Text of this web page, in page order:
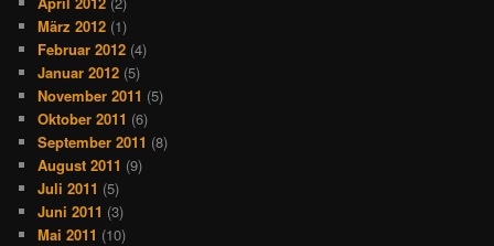
März 2012 (1)
Februar 2012 (4)
Januar 2012 (5)
November 2011 (5)
Oktober 2011 (6)
September 2011 (8)
August 2011 (9)
Juli 2011 (5)
Juni 2011 (3)
Mai 2011 (10)